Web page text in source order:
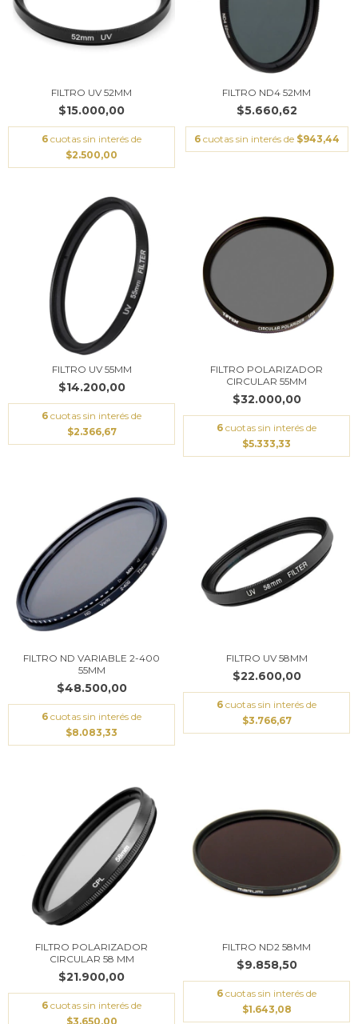
FILTRO UV 52MM
$15.000,00
6 cuotas sin interés de
$2.500,00
FILTRO ND4 52MM
$5.660,62
6 cuotas sin interés de $943,44
FILTRO UV 55MM
$14.200,00
6 cuotas sin interés de
$2.366,67
FILTRO POLARIZADOR
CIRCULAR 55MM
$32.000,00
6 cuotas sin interés de
$5.333,33
FILTRO ND VARIABLE 2-400
55MM
$48.500,00
6 cuotas sin interés de
$8.083,33
FILTRO UV 58MM
$22.600,00
6 cuotas sin interés de
$3.766,67
FILTRO POLARIZADOR
CIRCULAR 58 MM
$21.900,00
6 cuotas sin interés de
$3.650,00
FILTRO ND2 58MM
$9.858,50
6 cuotas sin interés de
$1.643,08